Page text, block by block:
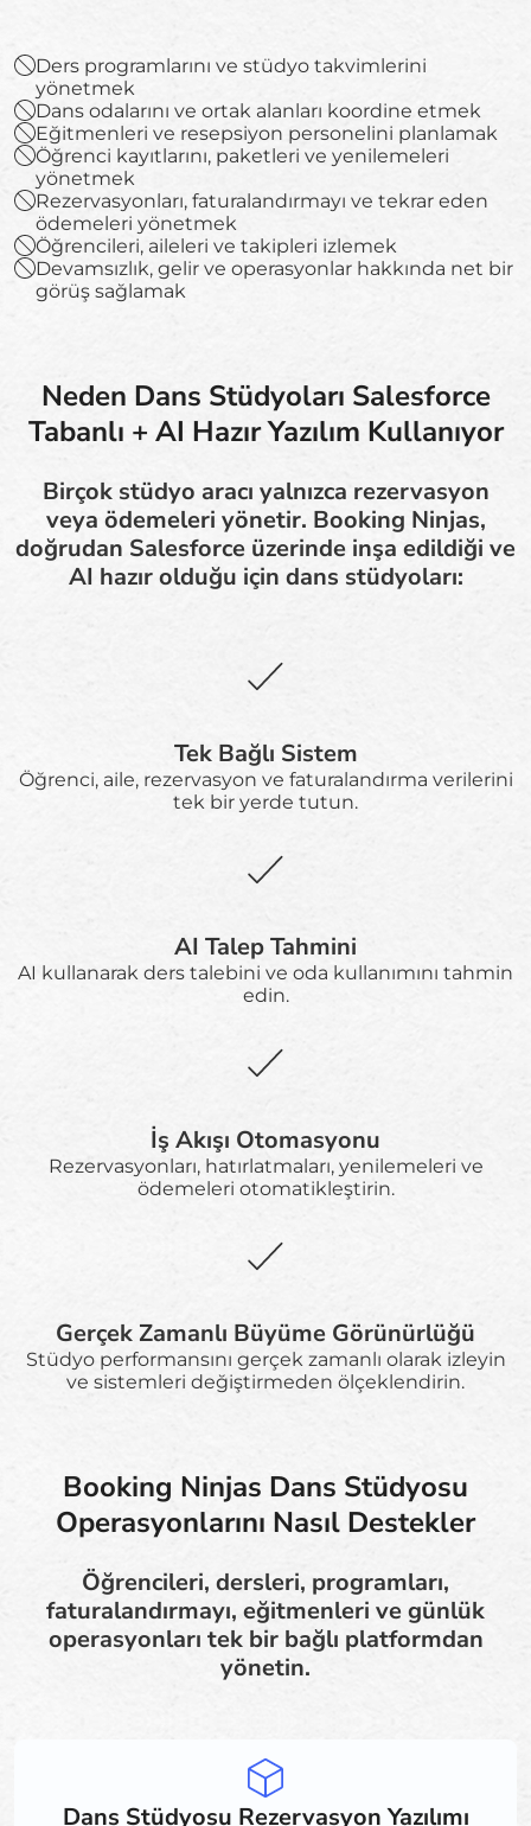
Ders programlarını ve stüdyo takvimlerini
yönetmek
Dans odalarını ve ortak alanları koordine etmek
Eğitmenleri ve resepsiyon personelini planlamak
Öğrenci kayıtlarını, paketleri ve yenilemeleri
yönetmek
Rezervasyonları, faturalandırmayı ve tekrar eden
ödemeleri yönetmek
Öğrencileri, aileleri ve takipleri izlemek
Devamsızlık, gelir ve operasyonlar hakkında net bir
görüş sağlamak
Neden Dans Stüdyoları Salesforce
Tabanlı + AI Hazır Yazılım Kullanıyor
Birçok stüdyo aracı yalnızca rezervasyon
veya ödemeleri yönetir. Booking Ninjas,
doğrudan Salesforce üzerinde inşa edildiği ve
AI hazır olduğu için dans stüdyoları:
Tek Bağlı Sistem
Öğrenci, aile, rezervasyon ve faturalandırma verilerini
tek bir yerde tutun.
AI Talep Tahmini
AI kullanarak ders talebini ve oda kullanımını tahmin
edin.
İş Akışı Otomasyonu
Rezervasyonları, hatırlatmaları, yenilemeleri ve
ödemeleri otomatikleştirin.
Gerçek Zamanlı Büyüme Görünürlüğü
Stüdyo performansını gerçek zamanlı olarak izleyin
ve sistemleri değiştirmeden ölçeklendirin.
Booking Ninjas Dans Stüdyosu
Operasyonlarını Nasıl Destekler
Öğrencileri, dersleri, programları,
faturalandırmayı, eğitmenleri ve günlük
operasyonları tek bir bağlı platformdan
yönetin.
Dans Stüdyosu Rezervasyon Yazılımı